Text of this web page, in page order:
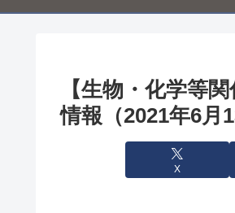
【生物・化学等
情報（2021年6月
X